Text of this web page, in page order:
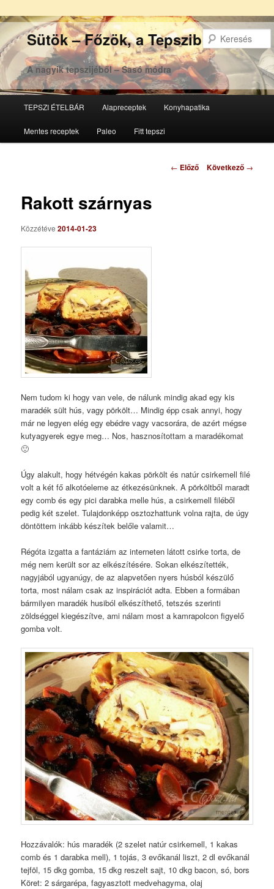
Sütök – Főzök, a Tepsziből
A nagyik tepszijéből – Sasó módra
Tovább
az
Tovább
a
TEPSZI ÉTELBÁR Alapreceptek Konyhapatika
Mentes receptek Paleo Fitt tepszi
Bejegyzés
← Előző Következő →
Rakott szárnyas
Közzétéve2014-01-23
Nem tudom ki hogy van vele, de nálunk mindig akad egy kis
maradék sült hús, vagy pörkölt… Mindig épp csak annyi, hogy
már ne legyen elég egy ebédre vagy vacsorára, de azért mégse
kutyagyerek egye meg… Nos, hasznosítottam a maradékomat
🙂
Úgy alakult, hogy hétvégén kakas pörkölt és natúr csirkemell filé
volt a két fő alkotóeleme az étkezésünknek. A pörköltből maradt
egy comb és egy pici darabka melle hús, a csirkemell filéből
pedig két szelet. Tulajdonképp osztozhattunk volna rajta, de úgy
döntöttem inkább készítek belőle valamit…
Régóta izgatta a fantáziám az interneten látott csirke torta, de
még nem került sor az elkészítésére. Sokan elkészítették,
nagyjából ugyanúgy, de az alapvetően nyers húsból készülő
torta, most nálam csak az inspirációt adta. Ebben a formában
bármilyen maradék husiból elkészíthető, tetszés szerinti
zöldséggel kiegészítve, ami nálam most a kamrapolcon figyelő
gomba volt.
Hozzávalók: hús maradék (2 szelet natúr csirkemell, 1 kakas
comb és 1 darabka mell), 1 tojás, 3 evőkanál liszt, 2 dl evőkanál
tejföl, 15 dkg gomba, 15 dkg reszelt sajt, 10 dkg bacon, só, bors
Köret: 2 sárgarépa, fagyasztott medvehagyma, olaj